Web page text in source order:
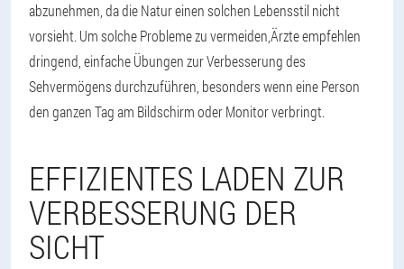
abzunehmen, da die Natur einen solchen Lebensstil nicht
vorsieht. Um solche Probleme zu vermeiden,Ärzte empfehlen
dringend, einfache Übungen zur Verbesserung des
Sehvermögens durchzuführen , besonders wenn eine Person
den ganzen Tag am Bildschirm oder Monitor verbringt.
EFFIZIENTES LADEN ZUR
VERBESSERUNG DER
SICHT